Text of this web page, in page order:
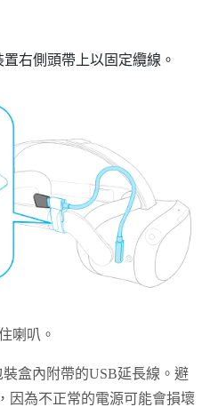
右側頭帶上以固定纜線。
喇叭。
盒內附帶的USB延長線。避
因為不正常的電源可能會損壞